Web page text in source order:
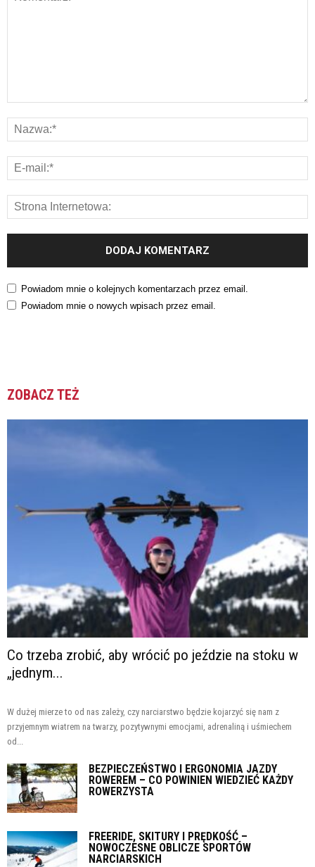
Powiadom mnie o kolejnych komentarzach przez email.
Powiadom mnie o nowych wpisach przez email.
ZOBACZ TEŻ
Co trzeba zrobić, aby wrócić po jeździe na stoku w
„jednym...
W dużej mierze to od nas zależy, czy narciarstwo będzie kojarzyć się nam z
przyjemnym wiatrem na twarzy, pozytywnymi emocjami, adrenaliną i uśmiechem
od...
BEZPIECZEŃSTWO I ERGONOMIA JAZDY
ROWEREM – CO POWINIEN WIEDZIEĆ KAŻDY
ROWERZYSTA
FREERIDE, SKITURY I PRĘDKOŚĆ –
NOWOCZESNE OBLICZE SPORTÓW
NARCIARSKICH